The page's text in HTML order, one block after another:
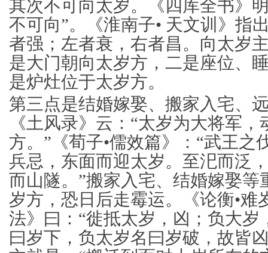
其次不可向太岁。《四库全书》
不可向”。《淮南子• 天文训》指
者强；左者衰，右者昌。向太岁
是大门朝向太岁方，二是座位、
是炉灶位于太岁方。
第三点是结婚嫁娶、搬家入宅、
《土风录》云：“太岁为大将军
方。”《荀子•儒效篇》：“武王之
兵忌，东面而迎太岁。至汜而泛
而山隧。”搬家入宅、结婚嫁娶等
岁方，恐日后走霉运。《论衡•难
法》曰：“徙抵太岁，凶；负大岁
曰岁下，负太岁名曰岁破，故皆